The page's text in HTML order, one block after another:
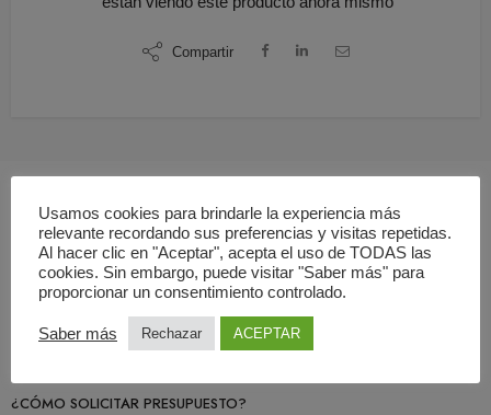
Compartir
Descripción
¿QUÉ INCLUYE LA OFERTA?
Servicio de mantenimiento preventivo de mamógrafo
Informe emitido por empresa autorizada por el CSN
¿CÓMO SOLICITAR PRESUPUESTO?
Usamos cookies para brindarle la experiencia más
relevante recordando sus preferencias y visitas repetidas.
Al hacer clic en "Aceptar", acepta el uso de TODAS las
cookies. Sin embargo, puede visitar "Saber más" para
proporcionar un consentimiento controlado.
Saber más Rechazar ACEPTAR